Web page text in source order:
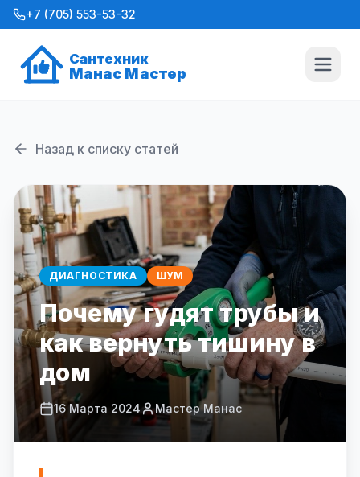
+7 (705) 553-53-32
Сантехник
Манас Мастер
Назад к списку статей
ДИАГНОСТИКА ШУМ
Почему гудят трубы и
как вернуть тишину в
дом
16 Марта 2024 Мастер Манас